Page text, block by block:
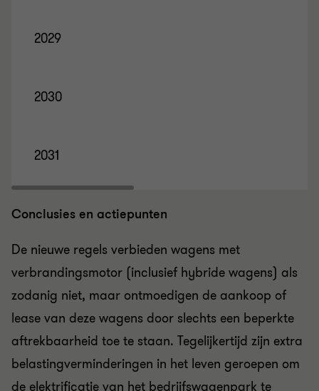
2029
2030
2031
Conclusies en actiepunten
De nieuwe regels verbieden wagens met
verbrandingsmotor (inclusief hybride wagens) als
zodanig niet, maar ontmoedigen de aankoop of
lease van deze wagens door slechts een beperkte
aftrekbaarheid toe te staan. Tegelijkertijd zijn extra
belastingverminderingen in het leven geroepen om
de elektrificatie van het bedrijfswagenpark te